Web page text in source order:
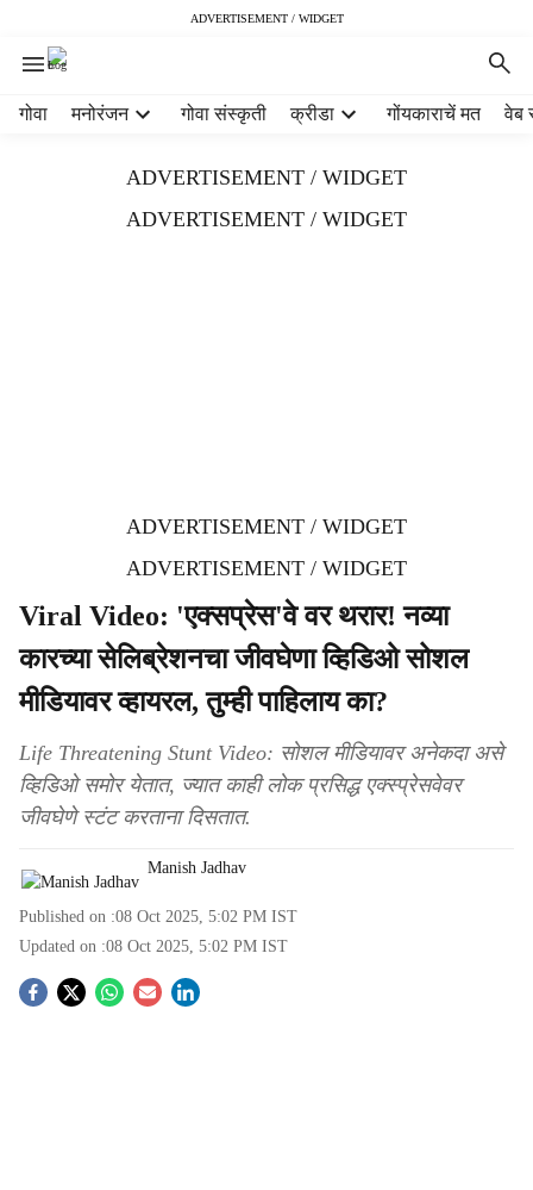
ADVERTISEMENT / WIDGET
गोवा मनोरंजन गोवा संस्कृती क्रीडा गोंयकाराचें मत वेब
ADVERTISEMENT / WIDGET
ADVERTISEMENT / WIDGET
ADVERTISEMENT / WIDGET
ADVERTISEMENT / WIDGET
Viral Video: 'एक्सप्रेस'वे वर थरार! नव्या
कारच्या सेलिब्रेशनचा जीवघेणा व्हिडिओ सोशल
मीडियावर व्हायरल, तुम्ही पाहिलाय का?
Life Threatening Stunt Video: सोशल मीडियावर अनेकदा असे
व्हिडिओ समोर येतात, ज्यात काही लोक प्रसिद्ध एक्स्प्रेसवेवर
जीवघेणे स्टंट करताना दिसतात.
Manish Jadhav
Published on :08 Oct 2025, 5:02 PM IST
Updated on :08 Oct 2025, 5:02 PM IST
S